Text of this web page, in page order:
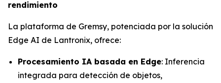
rendimiento
La plataforma de Gremsy, potenciada por la solución
Edge AI de Lantronix, ofrece:
Procesamiento IA basada en Edge: Inferencia
integrada para detección de objetos,